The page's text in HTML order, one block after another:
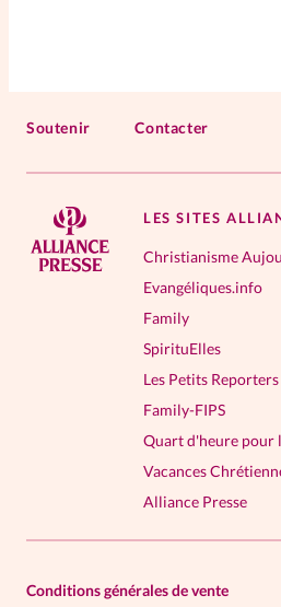
Soutenir Contacter
LES SITES
Christianisme
Evangéliques.info
Family
SpirituElles
Les Petits Reporters
Family-FIPS
Quart d'heure pour
Vacances
Alliance Presse
Conditions générales de vente